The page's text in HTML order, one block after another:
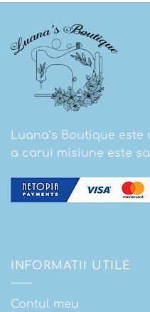
Luana’s Boutique
a carui misiune este
INFORMATII UTILE
Contul meu